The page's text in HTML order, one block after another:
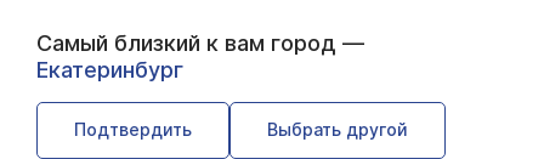
Самый близкий к вам город —
Екатеринбург
Подтвердить Выбрать другой